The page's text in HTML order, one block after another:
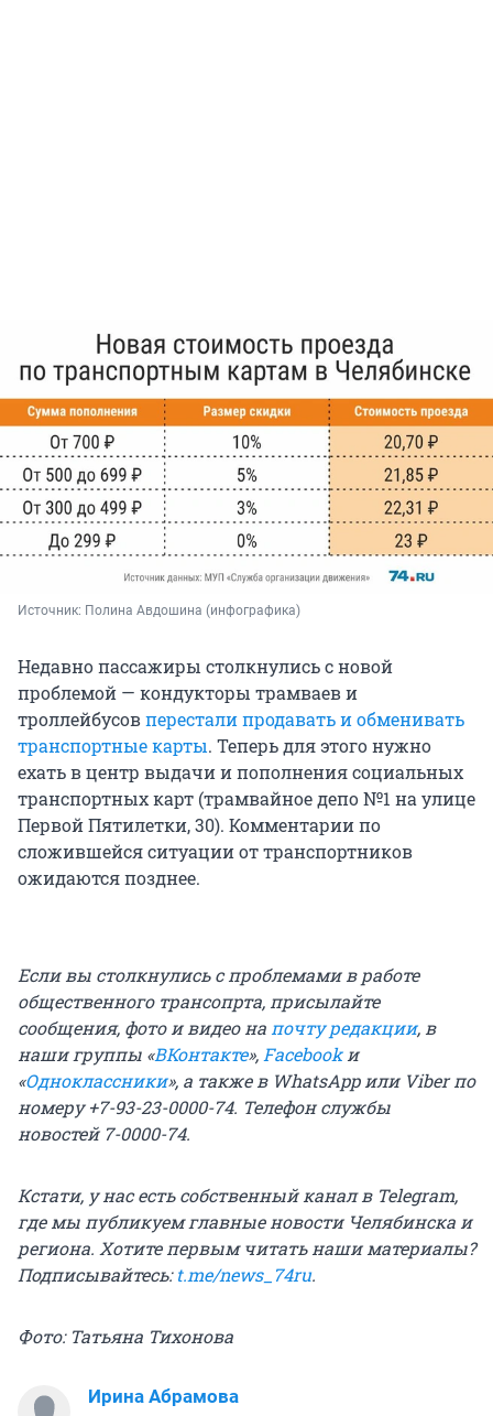
Источник: Полина Авдошина (инфографика)
Недавно пассажиры столкнулись с новой
проблемой — кондукторы трамваев и
троллейбусовперестали продавать и обменивать
транспортные карты. Теперь для этого нужно
ехать в центр выдачи и пополнения социальных
транспортных карт (трамвайное депо №1 на улице
Первой Пятилетки, 30). Комментарии по
сложившейся ситуации от транспортников
ожидаются позднее.
Если вы столкнулись с проблемами в работе
общественного трансопрта, присылайте
сообщения, фото и видео напочту редакции, в
наши группы «ВКонтакте»,Facebookи
«Одноклассники», а также в WhatsApp или Viber по
номеру +7-93-23-0000-74. Телефон службы
новостей 7-0000-74.
Кстати, у нас есть собственный канал в Telegram,
где мы публикуем главные новости Челябинска и
региона. Хотите первым читать наши материалы?
Подписывайтесь:t.me/news_74ru.
Фото: Татьяна Тихонова
Ирина Абрамова